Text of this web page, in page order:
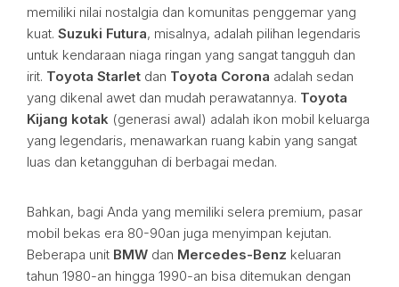
memiliki nilai nostalgia dan komunitas penggemar yang
kuat. Suzuki Futura, misalnya, adalah pilihan legendaris
untuk kendaraan niaga ringan yang sangat tangguh dan
irit. Toyota Starlet dan Toyota Corona adalah sedan
yang dikenal awet dan mudah perawatannya. Toyota
Kijang kotak (generasi awal) adalah ikon mobil keluarga
yang legendaris, menawarkan ruang kabin yang sangat
luas dan ketangguhan di berbagai medan.
Bahkan, bagi Anda yang memiliki selera premium, pasar
mobil bekas era 80-90an juga menyimpan kejutan.
Beberapa unit BMW dan Mercedes-Benz keluaran
tahun 1980-an hingga 1990-an bisa ditemukan dengan